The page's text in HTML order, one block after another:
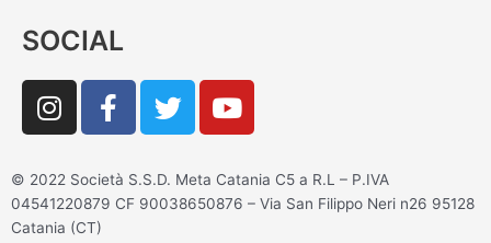
SOCIAL
I
n
t
a
g
F
a
e
b
T
w
t
t
Y
o
t
u
© 2022 Società S.S.D. Meta Catania C5 a R.L – P.IVA
04541220879 CF 90038650876 – Via San Filippo Neri n26 95128
Catania (CT)